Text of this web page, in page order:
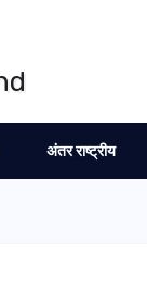
अंतर राष्ट्रीय